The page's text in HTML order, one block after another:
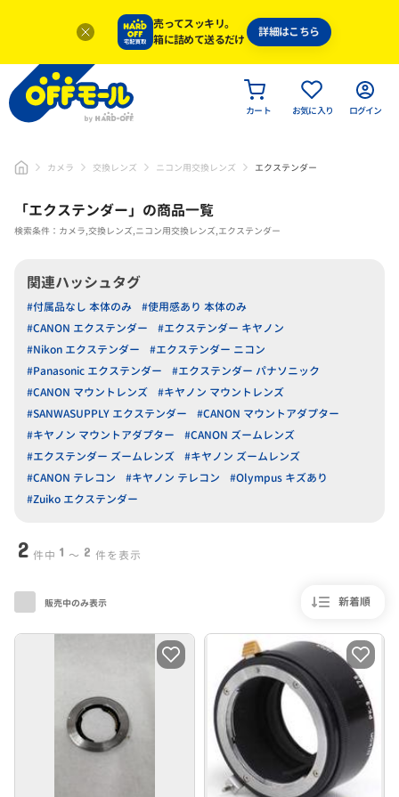
売ってスッキリ。
箱に詰めて送るだけ
詳細はこちら
カート お気に入り ログイン
カメラ 交換レンズ ニコン用交換レンズ エクステンダー
「エクステンダー」 の商品一覧
検索条件：カメラ,交換レンズ,ニコン用交換レンズ,エクステンダー
関連ハッシュタグ
#付属品なし 本体のみ
#使用感あり 本体のみ
#CANON エクステンダー
#エクステンダー キヤノン
#Nikon エクステンダー
#エクステンダー ニコン
#Panasonic エクステンダー
#エクステンダー パナソニック
#CANON マウントレンズ
#キヤノン マウントレンズ
#SANWASUPPLY エクステンダー
#CANON マウントアダプター
#キヤノン マウントアダプター
#CANON ズームレンズ
#エクステンダー ズームレンズ
#キヤノン ズームレンズ
#CANON テレコン
#キヤノン テレコン
#Olympus キズあり
#Zuiko エクステンダー
2 件中 1 〜 2 件を表示
新着順
販売中のみ表示